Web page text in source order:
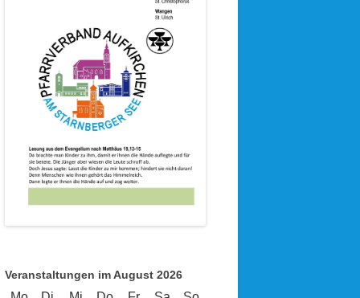
Veranstaltungen im August 2026